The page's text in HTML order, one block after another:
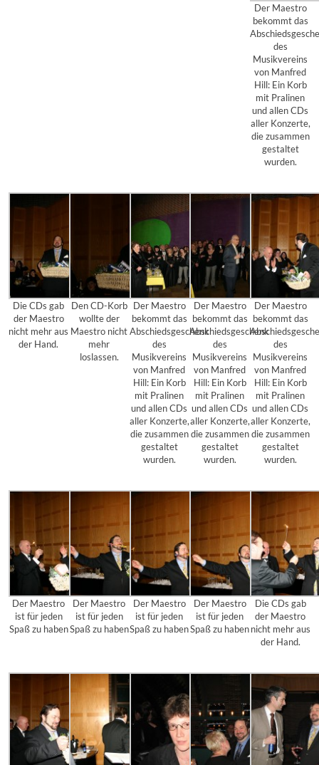
Der Maestro
bekommt das
des
Musikvereins
von Manfred
Hill: Ein Korb
mit Pralinen
und allen CDs
aller Konzerte,
die zusammen
gestaltet
wurden.
Die CDs gab
der Maestro
nicht mehr aus
der Hand.
Den CD-Korb
wollte der
Maestro nicht
mehr
loslassen.
Der Maestro
bekommt das
Abschiedsgeschenk
des
Musikvereins
von Manfred
Hill: Ein Korb
mit Pralinen
und allen CDs
aller Konzerte,
die zusammen
gestaltet
wurden.
Der Maestro
bekommt das
Abschiedsgeschenk
des
Musikvereins
von Manfred
Hill: Ein Korb
mit Pralinen
und allen CDs
aller Konzerte,
die zusammen
gestaltet
wurden.
Der Maestro
bekommt das
des
Musikvereins
von Manfred
Hill: Ein Korb
mit Pralinen
und allen CDs
aller Konzerte,
die zusammen
gestaltet
wurden.
Der Maestro
ist für jeden
Spaß zu haben
Der Maestro
ist für jeden
Spaß zu haben
Der Maestro
ist für jeden
Spaß zu haben
Der Maestro
ist für jeden
Spaß zu haben
Die CDs gab
der Maestro
nicht mehr aus
der Hand.